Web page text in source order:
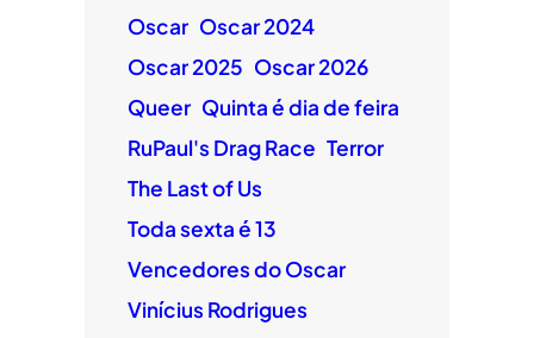
Oscar Oscar 2024
Oscar 2025 Oscar 2026
Queer Quinta é dia de feira
RuPaul's Drag Race Terror
The Last of Us
Toda sexta é 13
Vencedores do Oscar
Vinícius Rodrigues